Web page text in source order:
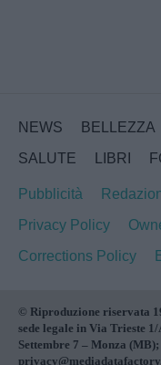
NEWS BELLEZZA
SALUTE
LIBRI
Pubblicità
Privacy Policy
Corrections Policy
© Riproduzione riservata
sede legale in Via Trieste
Settembre 7 – Monza